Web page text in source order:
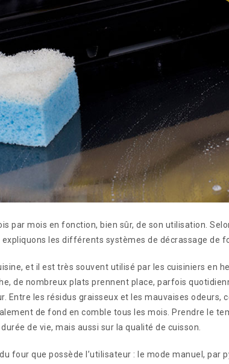
par mois en fonction, bien sûr, de son utilisation.
les différents systèmes de décrassage de
et il est très souvent utilisé par les cuisiniers en
de nombreux plats prennent place, parfois
Entre les résidus graisseux et les mauvaises odeurs,
de fond en comble tous les mois. Prendre le
de vie, mais aussi sur la qualité de cuisson.
four que possède l’utilisateur : le mode manuel, par